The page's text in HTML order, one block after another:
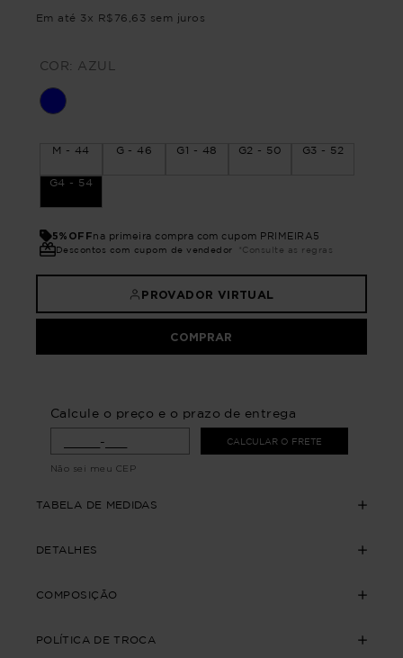
Em até 3x R$ 76 63 sem juros
COR: AZUL
M - 44 G - 46 G1 - 48 G2 - 50 G3 - 52
G4 - 54
5%OFFna primeira compra com cupom PRIMEIRA5
Descontos com cupom de vendedor *Consulte as regras
PROVADOR VIRTUAL
COMPRAR
Calcule o preço e o prazo de entrega
CALCULAR O FRETE
Não sei meu CEP
TABELA DE MEDIDAS
DETALHES
COMPOSIÇÃO
POLÍTICA DE TROCA